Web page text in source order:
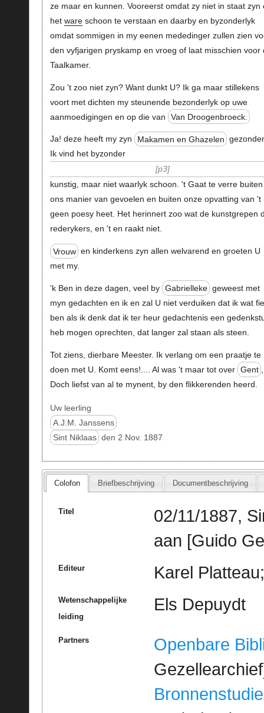
ze maar en kunnen. Vooreerst omdat zy niet in staat zyn
het wareschoon te verstaan en daarby en byzonderlyk
omdat sommigen in my eenen mededinger zullen zien
den vyfjarigen pryskamp en vroeg of laat misschien voor
Taalkamer.
Zou 't zoo niet zyn? Want dunkt U? Ik ga maar stillekens
voort met dichten my steunende bezonderlyk op uwe
aanmoedigingen en op die van
Van Droogenbroeck.
Ja! deze heeft my zyn Makamen en Ghazelen
Ik vind het byzonder
p3
kunstig, maar niet waarlyk schoon. 't Gaat te verre buiten
ons manier van gevoelen en buiten onze opvatting van 't
geen poesy heet. Het herinnert zoo wat de kunstgrepen
rederykers, en 't en raakt niet.
Vrouw en kinderkens zyn allen welvarend en groeten U
met my.
'k Ben in deze dagen, veel by Gabrielleke geweest met
myn gedachten en ik en zal U niet verduiken dat ik wat
ben als ik denk dat ik ter heur gedachtenis een
heb mogen oprechten, dat langer zal staan als steen.
Tot ziens, dierbare Meester. Ik verlang om een praatje te
doen met U. Komt eens!.... Al was 't maar tot over Gent ,
Doch liefst van al te mynent, by den flikkerenden heerd.
Uw leerling
A.J.M. Janssens
Sint Niklaas den 2 Nov. 1887
Colofon Briefbeschrijving Documentbeschrijving
Titel
02/11/1887,
aan [Guido
Editeur Karel
Wetenschappelijke
leiding
Els Depuydt
Partners
Openbare
Bronnenstudie